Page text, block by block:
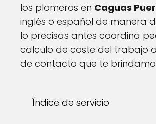
los plomeros en Caguas
inglés o español de manera
lo precisas antes coordina
calculo de coste del trabajo
de contacto que te
Índice de servicio